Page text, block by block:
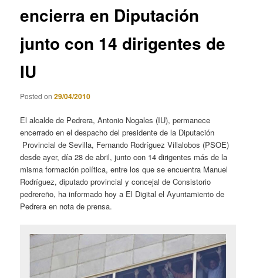
encierra en Diputación
junto con 14 dirigentes de
IU
Posted on29/04/2010
El alcalde de Pedrera, Antonio Nogales (IU), permanece
encerrado en el despacho del presidente de la Diputación
Provincial de Sevilla, Fernando Rodríguez Villalobos (PSOE)
desde ayer, día 28 de abril, junto con 14 dirigentes más de la
misma formación política, entre los que se encuentra Manuel
Rodríguez, diputado provincial y concejal de Consistorio
pedrereño, ha informado hoy a El Digital el Ayuntamiento de
Pedrera en nota de prensa.